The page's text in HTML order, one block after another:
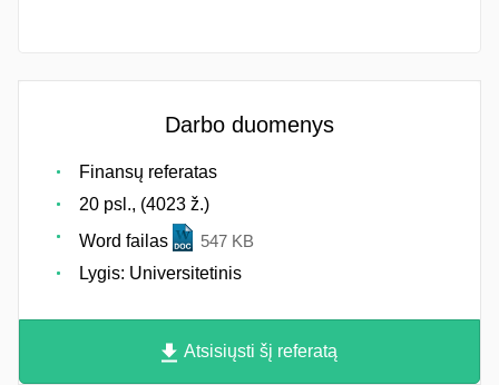
Darbo duomenys
Finansų referatas
20 psl., (4023 ž.)
Word failas
547 KB
Lygis: Universitetinis
Atsisiųsti šį referatą